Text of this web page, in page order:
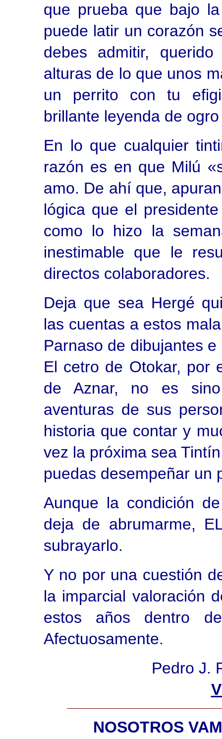
que prueba que bajo
puede latir un corazón
debes admitir,
alturas de lo que unos
un perrito con tu
brillante leyenda de
En lo que cualquier
razón es en que Milú
amo. De ahí que,
lógica que el
como lo hizo la
inestimable que le
directos colaboradores.
Deja que sea Hergé
las cuentas a estos
Parnaso de dibujantes
El cetro de Otokar, por
de Aznar, no es
aventuras de sus
historia que contar y
vez la próxima sea
puedas desempeñar un
Aunque la condición
deja de abrumarme,
subrayarlo.
Y no por una cuestión
la imparcial valoración
estos años dentro
Afectuosamente.
Pedro J.
NOSOTROS